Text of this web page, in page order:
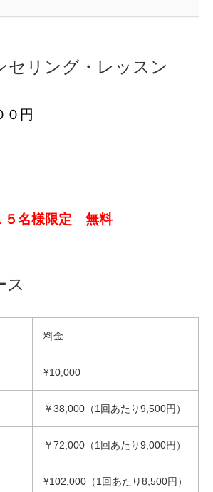
セリング・レッスン
０円
５名様限定 無料
ス
料金
¥10,000
￥38,000（1回あたり9,500円）
￥72,000（1回あたり9,000円）
¥102,000（1回あたり8,500円）